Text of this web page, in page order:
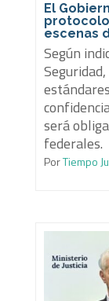
El
protocolo
escenas
Según
será
federales.
PorTiempo